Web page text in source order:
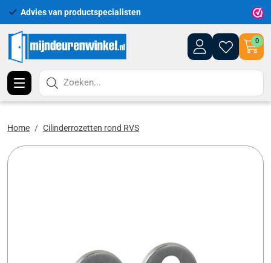
Advies van productspecialisten
0
Zoeken...
Home Cilinderrozetten rond RVS